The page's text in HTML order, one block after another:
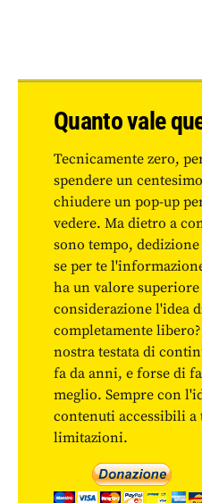
Quanto vale
Tecnicamente zero,
spendere un
chiudere un pop-up
vedere. Ma dietro a
sono tempo,
se per te
ha un valore
considerazione l'idea
completamente
nostra testata di
fa da anni, e forse di
meglio. Sempre con
contenuti accessibili a
limitazioni.